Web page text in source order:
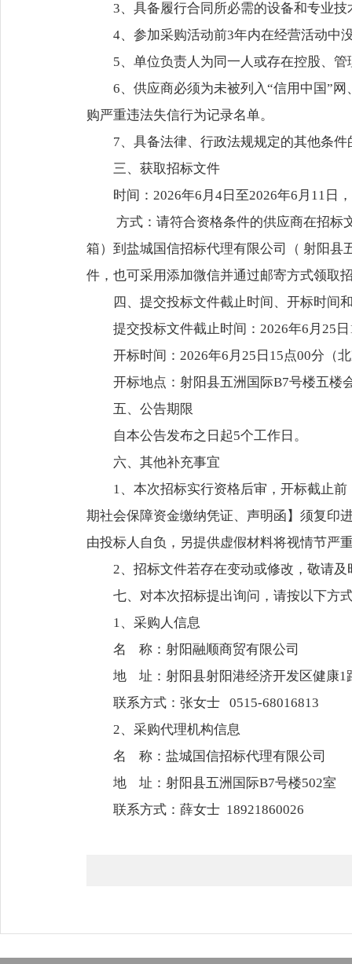
3、具备履行合同所必需的设备和专业
4、参加采购活动前3年内在经营活动中
5、单位负责人为同一人或存在控股、
6、供应商必须为未被列入“信用中国”
购严重违法失信行为记录名单。
7、具备法律、行政法规规定的其他条件
三、获取招标文件
时间：2026年6月4日至2026年6月11日
方式：请符合资格条件的供应商在招标
箱）到盐城国信招标代理有限公司（ 射阳县
件，也可采用添加微信并通过邮寄方式领取
四、提交投标文件截止时间、开标时间
提交投标文件截止时间：2026年6月25
开标时间：2026年6月25日15点00分（
开标地点：射阳县五洲国际B7号楼五楼
五、公告期限
自本公告发布之日起5个工作日。
六、其他补充事宜
1、 本次招标实行资格后审，开标截止
期社会保障资金缴纳凭证、声明函】须复印
由投标人自负，另提供虚假材料将视情节严
2、招标文件若存在变动或修改，敬请
七、对本次招标提出询问，请按以下方
1、采购人信息
名 称：射阳融顺商贸有限公司
地 址：射阳县射阳港经济开发区健康1
联系方式：张女士 0515-68016813
2、采购代理机构信息
名 称：盐城国信招标代理有限公司
地 址：射阳县五洲国际B7号楼502室
联系方式：薛女士 18921860026